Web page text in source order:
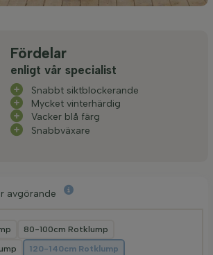
Fördelar
enligt vår specialist
Snabbt siktblockerande
Mycket vinterhärdig
Vacker blå färg
Snabbväxare
avgörande
80-100cm Rotklump
120-140cm Rotklump